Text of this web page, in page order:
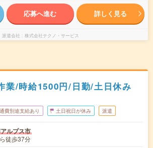
応募へ進む 詳しく見る
派遣会社 株式会社テクノ・サービス
業/時給1500円/日勤/土日休み
費別途支給あり 土日祝日が休み 派遣
ルプス市
徒歩37分